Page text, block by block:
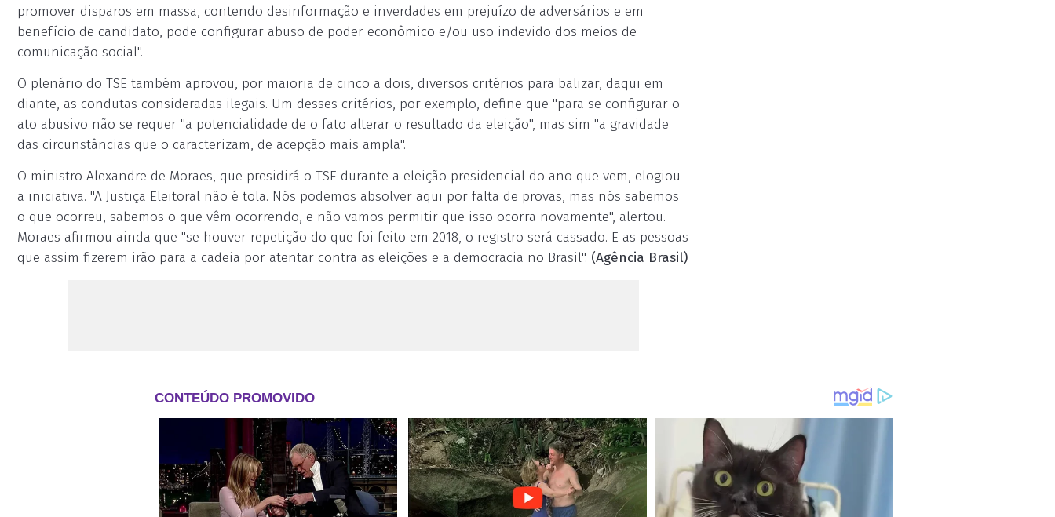
promover disparos em massa, contendo desinformação e inverdades em prejuízo de adversários e em
benefício de candidato, pode configurar abuso de poder econômico e/ou uso indevido dos meios de
comunicação social".
O plenário do TSE também aprovou, por maioria de cinco a dois, diversos critérios para balizar, daqui em
diante, as condutas consideradas ilegais. Um desses critérios, por exemplo, define que "para se configurar o
ato abusivo não se requer "a potencialidade de o fato alterar o resultado da eleição", mas sim "a gravidade
das circunstâncias que o caracterizam, de acepção mais ampla".
O ministro Alexandre de Moraes, que presidirá o TSE durante a eleição presidencial do ano que vem, elogiou
a iniciativa. "A Justiça Eleitoral não é tola. Nós podemos absolver aqui por falta de provas, mas nós sabemos
o que ocorreu, sabemos o que vêm ocorrendo, e não vamos permitir que isso ocorra novamente", alertou.
Moraes afirmou ainda que "se houver repetição do que foi feito em 2018, o registro será cassado. E as pessoas
que assim fizerem irão para a cadeia por atentar contra as eleições e a democracia no Brasil". (Agência Brasil)